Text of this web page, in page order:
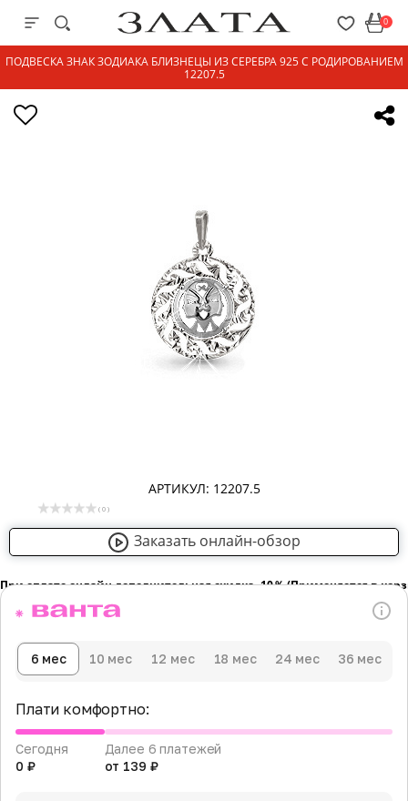
0
ПОДВЕСКА ЗНАК ЗОДИАКА БЛИЗНЕЦЫ ИЗ СЕРЕБРА 925 С РОДИРОВАНИЕМ
12207.5
АРТИКУЛ: 12207.5
( 0 )
Заказать онлайн-обзор
При оплате онлайн дополнительная скидка -10％ (Применяется в
6 мес 10 мес 12 мес 18 мес 24 мес 36 мес
Плати комфортно:
Сегодня
0 ₽
Далее 6 платежей
от 139 ₽